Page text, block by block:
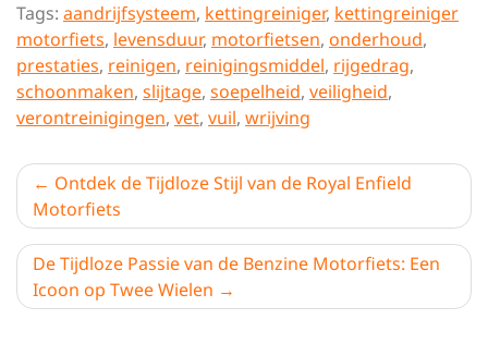
Tags: aandrijfsysteem, kettingreiniger, kettingreiniger
motorfiets, levensduur, motorfietsen, onderhoud,
prestaties, reinigen, reinigingsmiddel, rijgedrag,
schoonmaken, slijtage, soepelheid, veiligheid,
verontreinigingen, vet, vuil, wrijving
Berichtnavigatie
Ontdek de Tijdloze Stijl van de Royal Enfield
Motorfiets
De Tijdloze Passie van de Benzine Motorfiets: Een
Icoon op Twee Wielen